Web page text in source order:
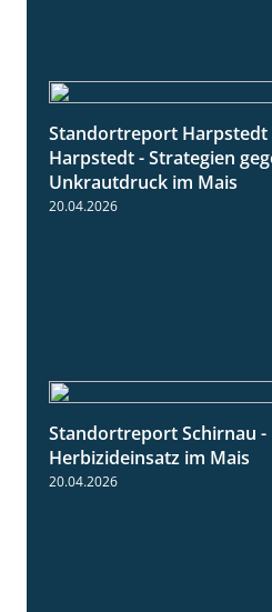
Standortreport
Harpstedt - Strategien
Unkrautdruck im Mais
20.04.2026
Standortreport Schirnau
Herbizideinsatz im Mais
20.04.2026